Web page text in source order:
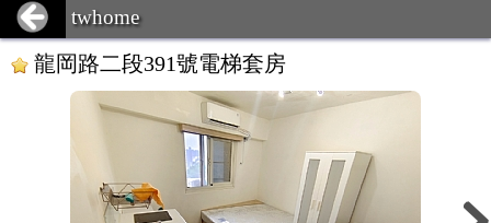
twhome
龍岡路二段391號電梯套房